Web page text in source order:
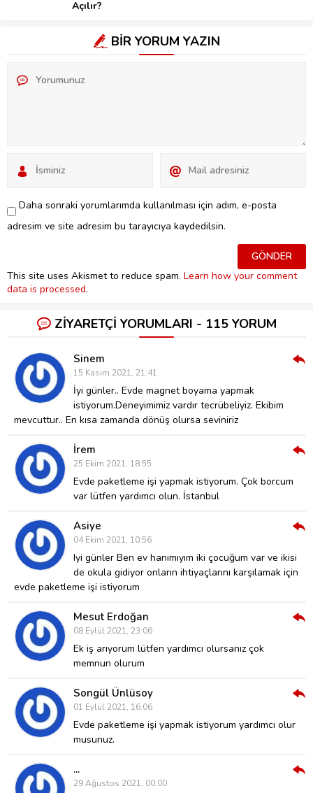
Açılır?
BİR YORUM YAZIN
Daha sonraki yorumlarımda kullanılması için adım, e-posta
adresim ve site adresim bu tarayıcıya kaydedilsin.
This site uses Akismet to reduce spam. Learn how your comment
data is processed.
ZİYARETÇİ YORUMLARI - 115 YORUM
Sinem
15 Kasım 2021, 21:41
İyi günler.. Evde magnet boyama yapmak
istiyorum.Deneyimimiz vardır tecrübeliyiz. Ekibim
mevcuttur.. En kısa zamanda dönüş olursa seviniriz
İrem
25 Ekim 2021, 18:55
Evde paketleme işi yapmak istiyorum. Çok borcum
var lütfen yardımcı olun. İstanbul
Ver
Asiye
04 Ekim 2021, 10:56
Iyi günler Ben ev hanımıyım iki çocuğum var ve ikisi
de okula gidiyor onların ihtiyaçlarını karşılamak için
evde paketleme işi istiyorum
Ver
Mesut Erdoğan
08 Eylül 2021, 23:06
Ek iş arıyorum lütfen yardımcı olursanız çok
memnun olurum
Songül Ünlüsoy
01 Eylül 2021, 16:06
Evde paketleme işi yapmak istiyorum yardımcı olur
musunuz.
Ver
...
29 Ağustos 2021, 00:00